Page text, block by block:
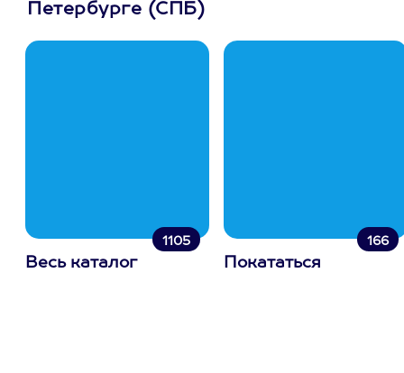
Петербурге (СПБ)
1105
Весь каталог
166
Покататься